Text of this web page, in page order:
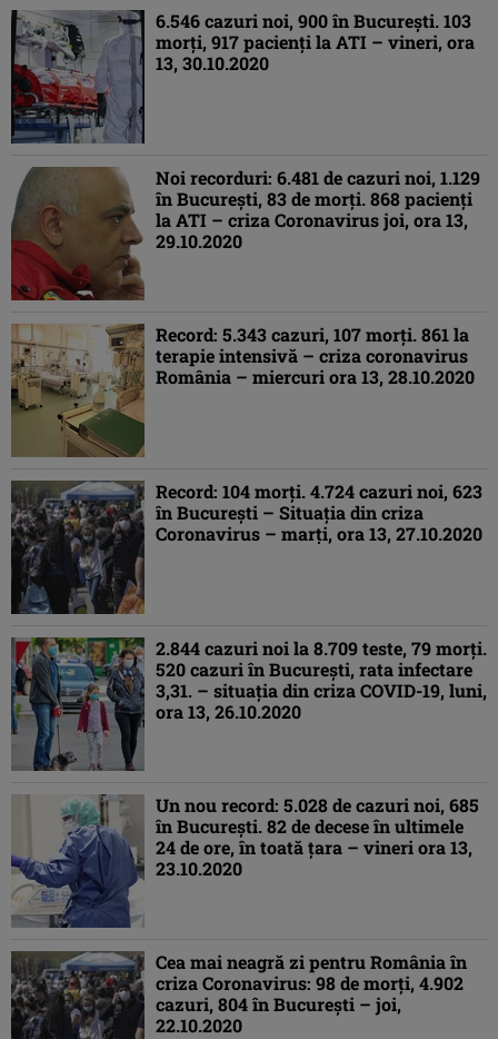
6.546 cazuri noi, 900 în Bucureşti. 103
morţi, 917 pacienţi la ATI – vineri, ora
13, 30.10.2020
Noi recorduri: 6.481 de cazuri noi, 1.129
în Bucureşti, 83 de morţi. 868 pacienţi
la ATI – criza Coronavirus joi, ora 13,
29.10.2020
Record: 5.343 cazuri, 107 morţi. 861 la
terapie intensivă – criza coronavirus
România – miercuri ora 13, 28.10.2020
Record: 104 morţi. 4.724 cazuri noi, 623
în Bucureşti – Situaţia din criza
Coronavirus – marţi, ora 13, 27.10.2020
2.844 cazuri noi la 8.709 teste, 79 morţi.
520 cazuri în Bucureşti, rata infectare
3,31. – situaţia din criza COVID-19, luni,
ora 13, 26.10.2020
Un nou record: 5.028 de cazuri noi, 685
în Bucureşti. 82 de decese în ultimele
24 de ore, în toată ţara – vineri ora 13,
23.10.2020
Cea mai neagră zi pentru România în
criza Coronavirus: 98 de morţi, 4.902
cazuri, 804 în Bucureşti – joi,
22.10.2020